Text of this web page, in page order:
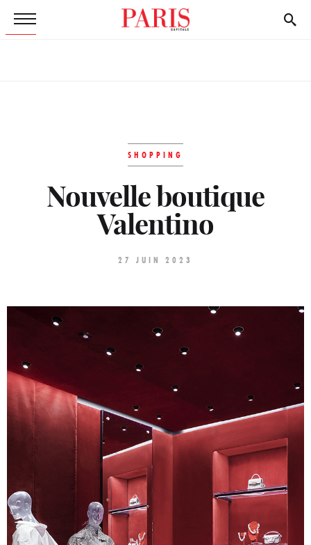
SHOPPING
Nouvelle boutique
Valentino
27 JUIN 2023